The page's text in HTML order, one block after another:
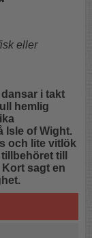
eller
i takt
hemlig
Isle of Wight.
och lite vitlök
till
sagt en